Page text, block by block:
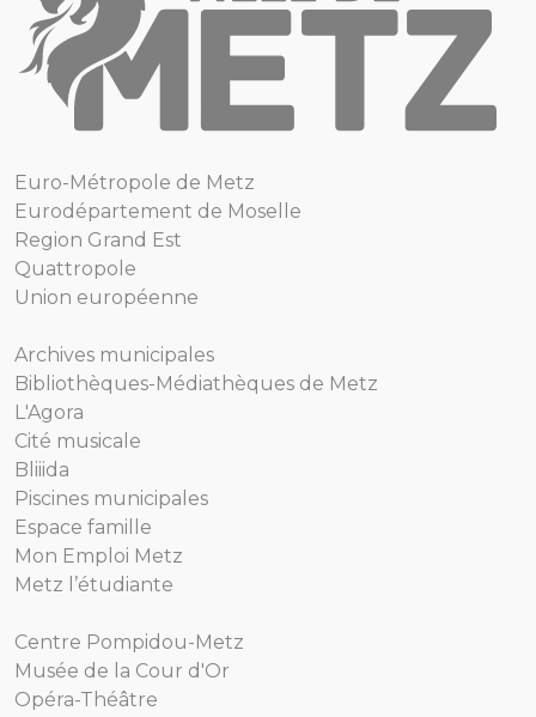
Euro-Métropole de Metz
Eurodépartement de Moselle
Region Grand Est
Quattropole
Union européenne
Archives municipales
Bibliothèques-Médiathèques de Metz
L'Agora
Cité musicale
Bliiida
Piscines municipales
Espace famille
Mon Emploi Metz
Metz l’étudiante
Centre Pompidou-Metz
Musée de la Cour d'Or
Opéra-Théâtre